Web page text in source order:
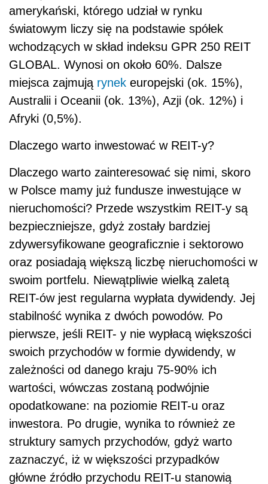
amerykański, którego udział w rynku
światowym liczy się na podstawie spółek
wchodzących w skład indeksu GPR 250 REIT
GLOBAL. Wynosi on około 60%. Dalsze
miejsca zajmują rynek europejski (ok. 15%),
Australii i Oceanii (ok. 13%), Azji (ok. 12%) i
Afryki (0,5%).
Dlaczego warto inwestować w REIT-y?
Dlaczego warto zainteresować się nimi, skoro
w Polsce mamy już fundusze inwestujące w
nieruchomości? Przede wszystkim REIT-y są
bezpieczniejsze, gdyż zostały bardziej
zdywersyfikowane geograficznie i sektorowo
oraz posiadają większą liczbę nieruchomości w
swoim portfelu. Niewątpliwie wielką zaletą
REIT-ów jest regularna wypłata dywidendy. Jej
stabilność wynika z dwóch powodów. Po
pierwsze, jeśli REIT- y nie wypłacą większości
swoich przychodów w formie dywidendy, w
zależności od danego kraju 75-90% ich
wartości, wówczas zostaną podwójnie
opodatkowane: na poziomie REIT-u oraz
inwestora. Po drugie, wynika to również ze
struktury samych przychodów, gdyż warto
zaznaczyć, iż w większości przypadków
główne źródło przychodu REIT-u stanowią